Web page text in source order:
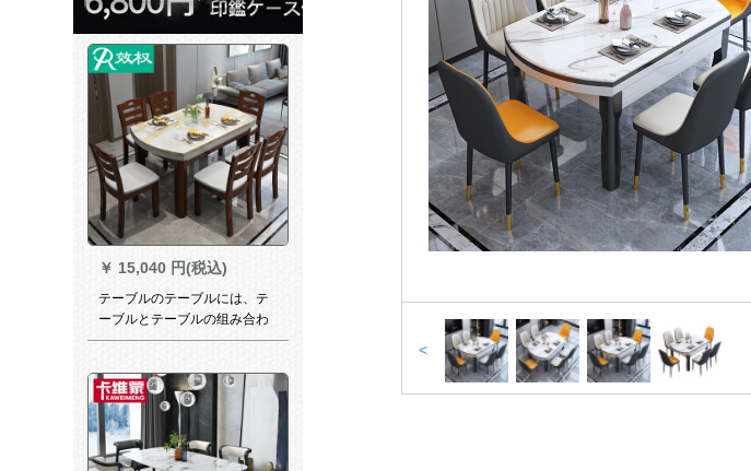
￥ 15,040 円(税込)
テーブルのテーブルには、テ
ーブルとテーブルの组み合わ
せが伸縮したものがありま
<